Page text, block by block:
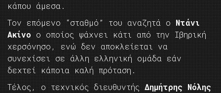
κάπου άμεσα.
Τον επόμενο “σταθμό” του αναζητά ο Ντάνι
Ακίνο ο οποίος ψάχνει κάτι από την Ιβηρική
χερσόνησο, ενώ δεν αποκλείεται να
συνεχίσει σε άλλη ελληνική ομάδα εάν
δεχτεί κάποια καλή πρόταση.
Τέλος, ο τεχνικός διευθυντής Δημήτρης Νόλης